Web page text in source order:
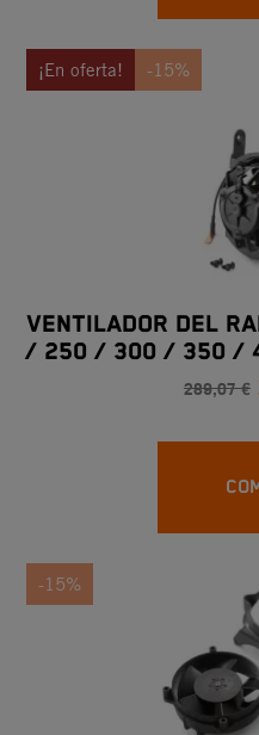
¡En oferta! -15%
VENTILADOR DEL
/ 250 / 300 / 350 /
289,07 €
-15%